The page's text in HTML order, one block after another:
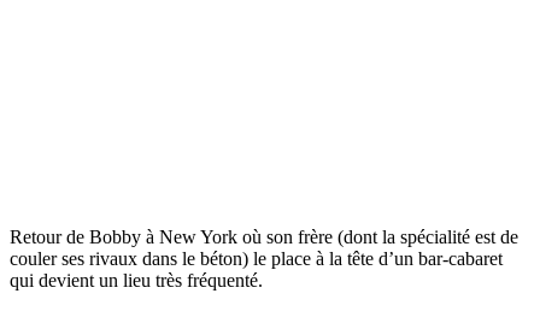
Retour de Bobby à New York où son frère (dont la spécialité est de
couler ses rivaux dans le béton) le place à la tête d’un bar-cabaret
qui devient un lieu très fréquenté.